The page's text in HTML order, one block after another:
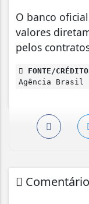
O banco
valores
pelos
FONTE/
Agência Brasil